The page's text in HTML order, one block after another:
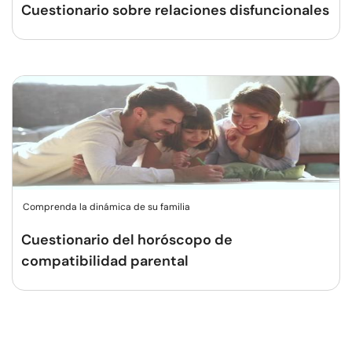
Cuestionario sobre relaciones disfuncionales
Comprenda la dinámica de su familia
Cuestionario del horóscopo de
compatibilidad parental